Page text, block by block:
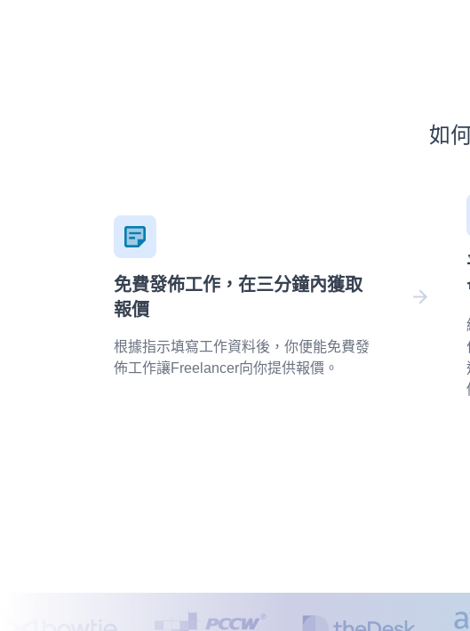
如
免費發佈工作，在三分鐘內獲取
報價
根據指示填寫工作資料後，你便能免費發
佈工作讓Freelancer向你提供報價。